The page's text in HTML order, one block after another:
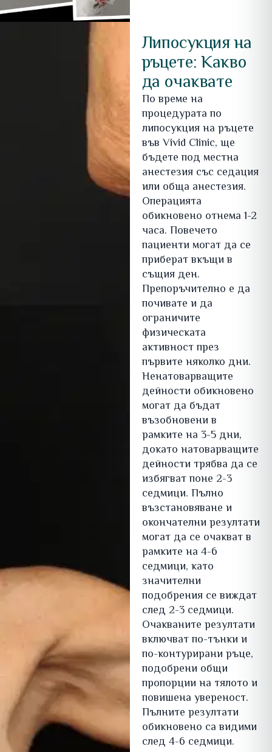
Липосукция на
ръцете: Какво
да очаквате
По време на
процедурата по
липосукция на ръцете
във Vivid Clinic, ще
бъдете под местна
анестезия със седация
или обща анестезия.
Операцията
обикновено отнема 1-2
часа. Повечето
пациенти могат да се
приберат вкъщи в
същия ден.
Препоръчително е да
почивате и да
ограничите
физическата
активност през
първите няколко дни.
Ненатоварващите
дейности обикновено
могат да бъдат
възобновени в
рамките на 3-5 дни,
докато натоварващите
дейности трябва да се
избягват поне 2-3
седмици. Пълно
възстановяване и
окончателни резултати
могат да се очакват в
рамките на 4-6
седмици, като
значителни
подобрения се виждат
след 2-3 седмици.
Очакваните резултати
включват по-тънки и
по-контурирани ръце,
подобрени общи
пропорции на тялото и
повишена увереност.
Пълните резултати
обикновено са видими
след 4-6 седмици.